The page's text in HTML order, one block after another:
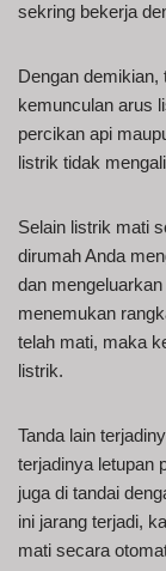
sekring bekerja
Dengan demikian,
kemunculan arus
percikan api
listrik tidak
Selain listrik mati
dirumah Anda
dan
menemukan
telah mati, maka
listrik.
Tanda lain
terjadinya letupan
juga di tandai
ini jarang terjadi,
mati secara